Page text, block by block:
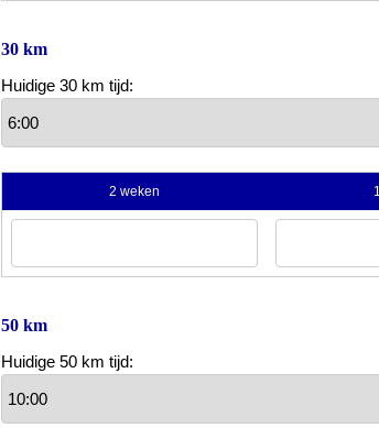
30 km
Huidige 30 km tijd:
2 weken
50 km
Huidige 50 km tijd: